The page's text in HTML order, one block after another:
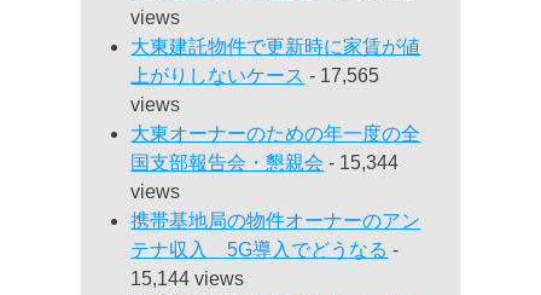
views
大東建託物件で更新時に家賃が値
上がりしないケース - 17,565
views
大東オーナーのための年一度の全
国支部報告会・懇親会 - 15,344
views
携帯基地局の物件オーナーのアン
テナ収入 5G導入でどうなる -
15,144 views